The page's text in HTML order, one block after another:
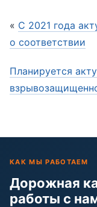
« С 2021 года
о соответствии
Планируется
КАК МЫ РАБОТАЕМ
Дорожная
работы с